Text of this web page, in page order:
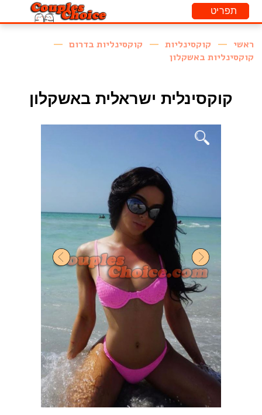
ראשי קוקסינליות
קוקסינליות בדרום
קוקסינליות באשקלון
קוקסינלית ישראלית באשקלון